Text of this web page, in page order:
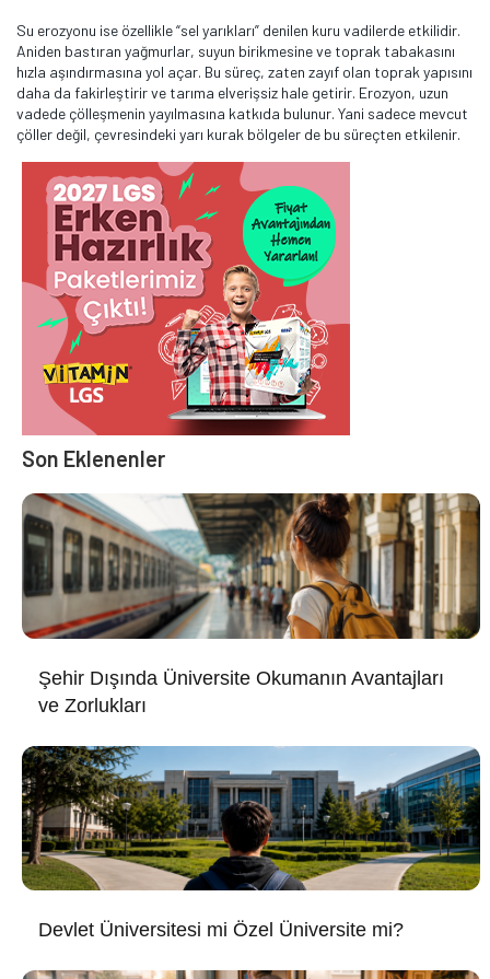
Su erozyonu ise özellikle “sel yarıkları” denilen kuru vadilerde etkilidir.
Aniden bastıran yağmurlar, suyun birikmesine ve toprak tabakasını
hızla aşındırmasına yol açar. Bu süreç, zaten zayıf olan toprak yapısını
daha da fakirleştirir ve tarıma elverişsiz hale getirir. Erozyon, uzun
vadede çölleşmenin yayılmasına katkıda bulunur. Yani sadece mevcut
çöller değil, çevresindeki yarı kurak bölgeler de bu süreçten etkilenir.
Son Eklenenler
Şehir Dışında Üniversite Okumanın Avantajları
ve Zorlukları
Devlet Üniversitesi mi Özel Üniversite mi?